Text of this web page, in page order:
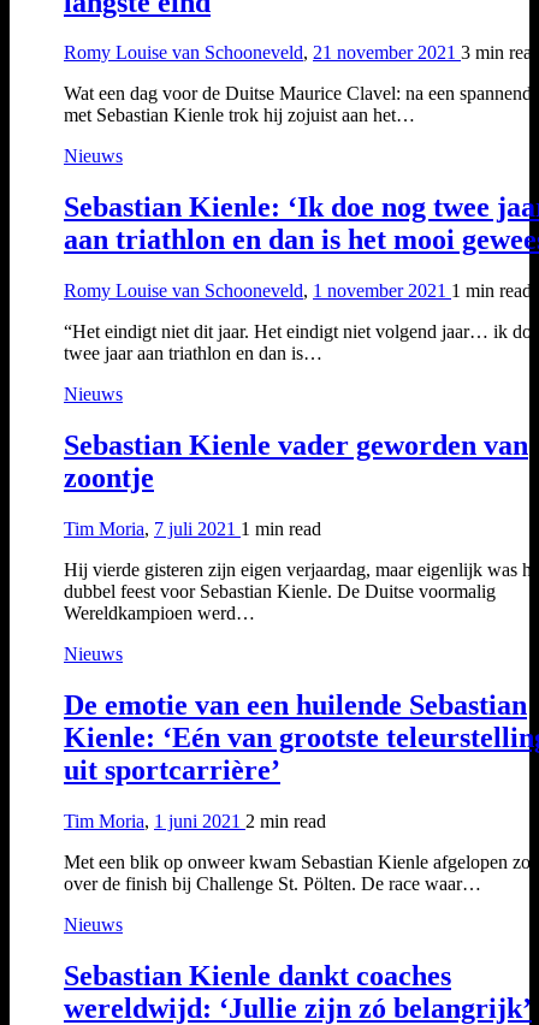
Romy Louise van Schooneveld, 21 november 2021 3 min
Wat een dag voor de Duitse Maurice Clavel: na een
met Sebastian Kienle trok hij zojuist aan het…
Nieuws
Sebastian Kienle: ‘Ik doe nog twee
aan triathlon en dan is het mooi
Romy Louise van Schooneveld, 1 november 2021 1 min read
“Het eindigt niet dit jaar. Het eindigt niet volgend jaar… ik
twee jaar aan triathlon en dan is…
Nieuws
Sebastian Kienle vader geworden van
zoontje
Tim Moria, 7 juli 2021 1 min read
Hij vierde gisteren zijn eigen verjaardag, maar eigenlijk was
dubbel feest voor Sebastian Kienle. De Duitse voormalig
Wereldkampioen werd…
Nieuws
De emotie van een huilende Sebastian
Kienle: ‘Eén van grootste
uit sportcarrière’
Tim Moria, 1 juni 2021 2 min read
Met een blik op onweer kwam Sebastian Kienle afgelopen
over de finish bij Challenge St. Pölten. De race waar…
Nieuws
Sebastian Kienle dankt coaches
wereldwijd: ‘Jullie zijn zó belangrijk’